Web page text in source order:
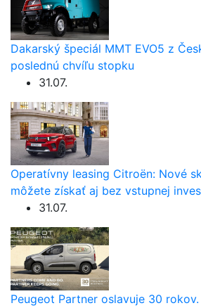
Dakarský špeciál MMT EVO5 z
poslednú chvíľu stopku
31.07.
Operatívny leasing Citroën: Nové
môžete získať aj bez vstupnej
31.07.
Peugeot Partner oslavuje 30